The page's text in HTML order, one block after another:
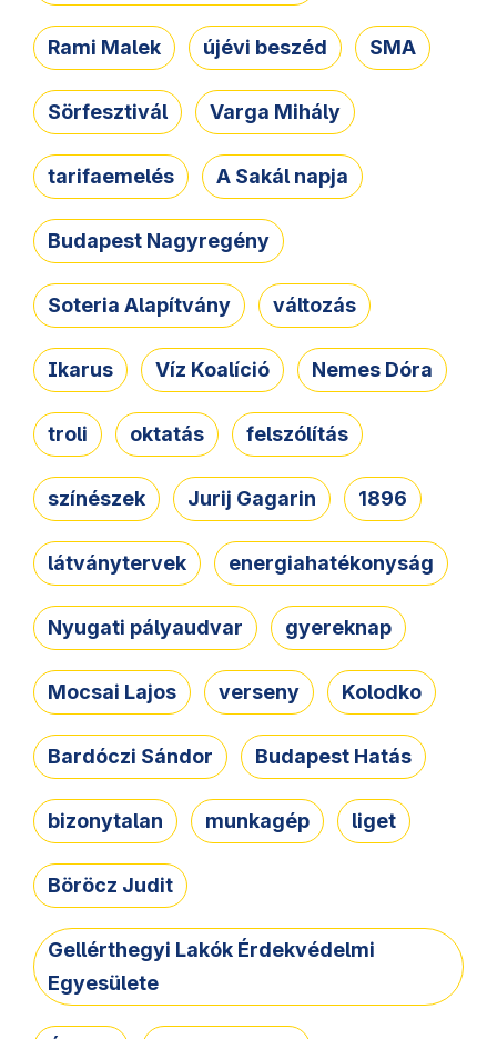
Rami Malek újévi beszéd SMA
Sörfesztivál Varga Mihály
tarifaemelés A Sakál napja
Budapest Nagyregény
Soteria Alapítvány változás
Ikarus Víz Koalíció Nemes Dóra
troli oktatás felszólítás
színészek Jurij Gagarin 1896
látványtervek energiahatékonyság
Nyugati pályaudvar gyereknap
Mocsai Lajos verseny Kolodko
Bardóczi Sándor Budapest Hatás
bizonytalan munkagép liget
Böröcz Judit
Gellérthegyi Lakók Érdekvédelmi
Egyesülete